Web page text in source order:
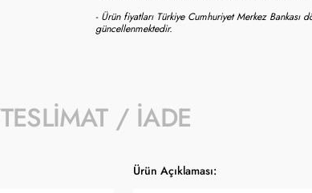
- Ürün fiyatları Türkiye Cumhuriyet Merkez Bankası
güncellenmektedir.
TESLIMAT / İADE
Ürün Açıklaması: